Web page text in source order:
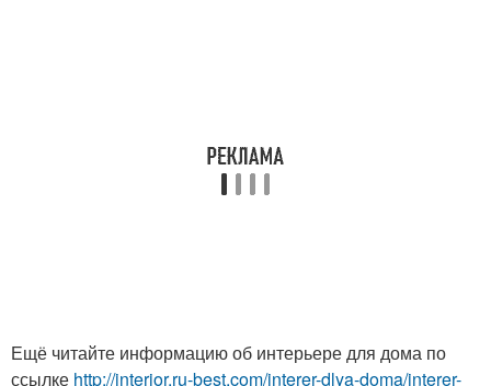
Ещё читайте информацию об интерьере для дома по
ссылке http://interior.ru-best.com/interer-dlya-doma/interer-